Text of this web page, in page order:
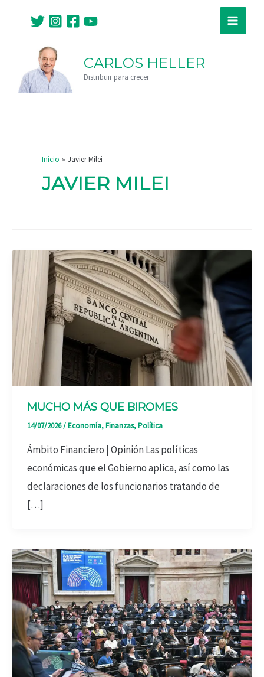
contenido
Main
CARLOS HELLER
Distribuir para crecer
Inicio Javier Milei
JAVIER MILEI
MUCHO MÁS QUE BIROMES
14/07/2026/Economía,Finanzas,Política
Ámbito Financiero | Opinión Las políticas
económicas que el Gobierno aplica, así como las
declaraciones de los funcionarios tratando de
[…]
entradas